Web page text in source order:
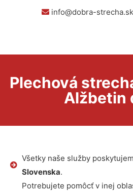
info@dobra-strecha.sk
Plechová
Alžbetin
Všetky naše služby
Slovenska.
Potrebujete pomôcť v inej